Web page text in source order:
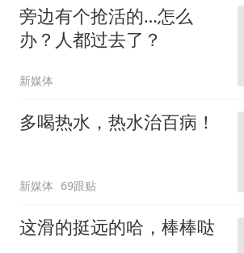
旁边有个抢活的…怎么
办？人都过去了？
新媒体
多喝热水，热水治百病！
新媒体 69跟贴
这滑的挺远的哈，棒棒哒